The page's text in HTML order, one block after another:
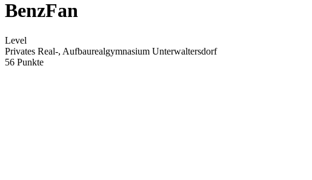
BenzFan
Level
Privates Real-, Aufbaurealgymnasium Unterwaltersdorf
56 Punkte